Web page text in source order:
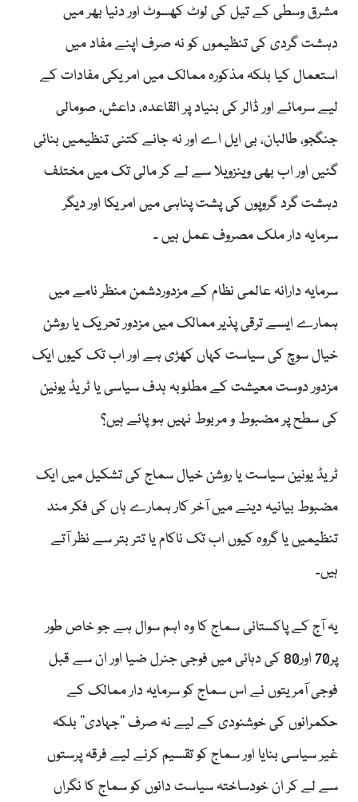
مشرق وسطی کے تیل کی لوٹ کھسوٹ اور دنیا بھر میں
دہشت گردی کی تنظیموں کو نہ صرف اپنے مفاد میں
استعمال کیا بلکہ مذکورہ ممالک میں امریکی مفادات کے
لیے سرمائے اور ڈالر کی بنیاد پر القاعدہ، داعش، صومالی
جنگجو، طالبان، بی ایل اے اور نہ جانے کتنی تنظیمیں بنائی
گئیں اور اب بھی وینزویلا سے لے کر مالی تک میں مختلف
دہشت گرد گروپوں کی پشت پناہی میں امریکا اور دیگر
سرمایہ دار ملک مصروف عمل ہیں ۔
سرمایہ دارانہ عالمی نظام کے مزدوردشمن منظر نامے میں
ہمارے ایسے ترقی پذیر ممالک میں مزدور تحریک یا روشن
خیال سوچ کی سیاست کہاں کھڑی ہے اور اب تک کیوں ایک
مزدور دوست معیشت کے مطلوبہ ہدف سیاسی یا ٹریڈ یونین
کی سطح پر مضبوط و مربوط نہیں ہو پائے ہیں؟
ٹریڈ یونین سیاست یا روشن خیال سماج کی تشکیل میں ایک
مضبوط بیانیہ دینے میں آخر کار ہمارے ہاں کی فکر مند
تنظیمیں یا گروہ کیوں اب تک ناکام یا تتر بتر سے نظر آتے
ہیں۔
یہ آج کے پاکستانی سماج کا وہ اہم سوال ہے جو خاص طور
پر70 اور80 کی دہائی میں فوجی جنرل ضیا اور ان سے قبل
فوجی آمریتوں نے اس سماج کو سرمایہ دار ممالک کے
حکمرانوں کی خوشنودی کے لیے نہ صرف ’’جہادی‘‘ بلکہ
غیر سیاسی بنایا اور سماج کو تقسیم کرنے لیے فرقہ پرستوں
سے لے کر ان خودساختہ سیاست دانوں کو سماج کا نگراں